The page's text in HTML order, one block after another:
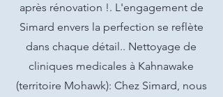
après rénovation !. L'engagement de
Simard envers la perfection se reflète
dans chaque détail.. Nettoyage de
cliniques medicales à Kahnawake
(territoire Mohawk): Chez Simard, nous